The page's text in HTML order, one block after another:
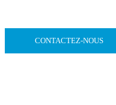
CONTACTEZ-NOUS